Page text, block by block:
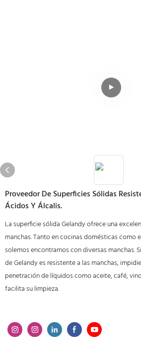
Proveedor De Superficies Sólidas
Ácidos Y Álcalis.
La superficie sólida Gelandy ofrece una
manchas. Tanto en cocinas domésticas como
solemos encontrarnos con diversas manchas.
de Gelandy es resistente a las manchas,
penetración de líquidos como aceite, café,
facilita su limpieza.